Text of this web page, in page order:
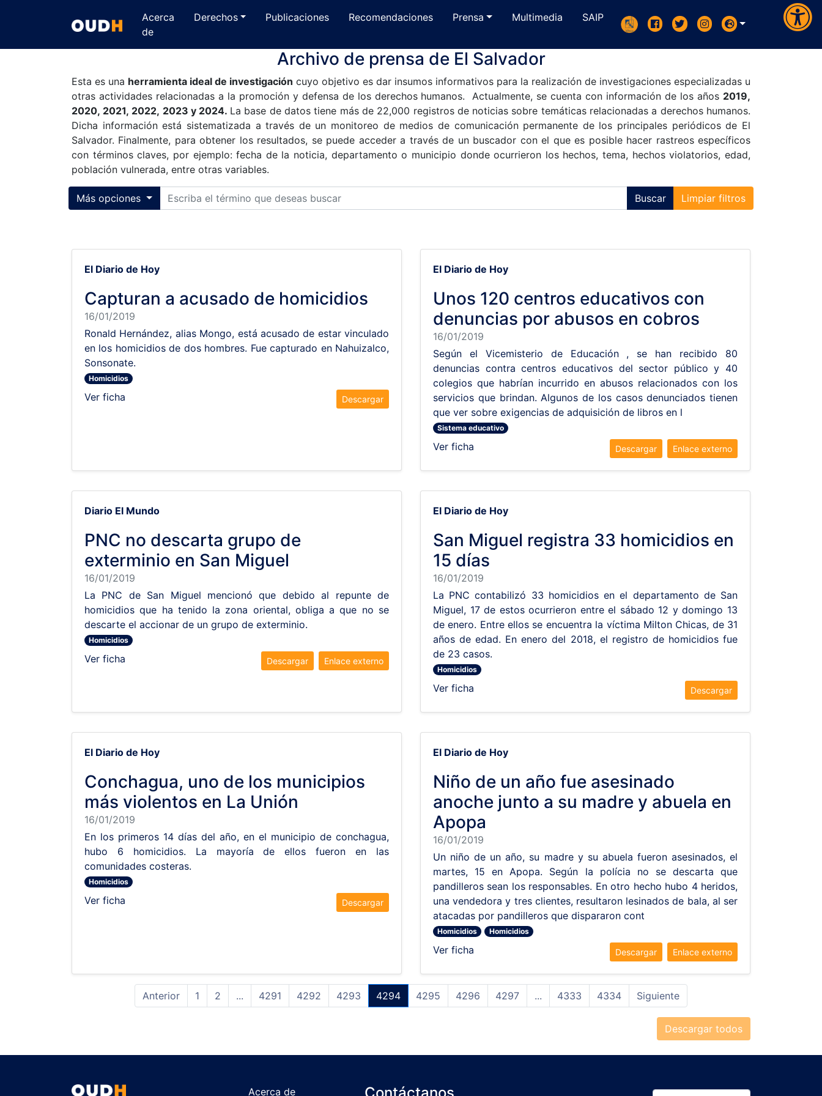
Acerca
de
Derechos Publicaciones Recomendaciones Prensa Multimedia SAIP
Archivo de prensa de El Salvador
Esta es una herramienta ideal de investigación cuyo objetivo es dar insumos informativos para la realización de investigaciones especializadas u
otras actividades relacionadas a la promoción y defensa de los derechos humanos. Actualmente, se cuenta con información de los años 2019,
2020, 2021, 2022, 2023 y 2024. La base de datos tiene más de 22,000 registros de noticias sobre temáticas relacionadas a derechos humanos.
Dicha información está sistematizada a través de un monitoreo de medios de comunicación permanente de los principales periódicos de El
Salvador. Finalmente, para obtener los resultados, se puede acceder a través de un buscador con el que es posible hacer rastreos específicos
con términos claves, por ejemplo: fecha de la noticia, departamento o municipio donde ocurrieron los hechos, tema, hechos violatorios, edad,
población vulnerada, entre otras variables.
Toggle collapse
Más opciones Buscar Limpiar filtros
El Diario de Hoy
Capturan a acusado de homicidios
16/01/2019
Ronald Hernández, alias Mongo, está acusado de estar vinculado
en los homicidios de dos hombres. Fue capturado en Nahuizalco,
Sonsonate.
Homicidios
Ver ficha Descargar
El Diario de Hoy
Unos 120 centros educativos con
denuncias por abusos en cobros
16/01/2019
Según el Vicemisterio de Educación , se han recibido 80
denuncias contra centros educativos del sector público y 40
colegios que habrían incurrido en abusos relacionados con los
servicios que brindan. Algunos de los casos denunciados tienen
que ver sobre exigencias de adquisición de libros en l
Sistema educativo
Ver ficha Enlace externo
Descargar
Diario El Mundo
PNC no descarta grupo de
exterminio en San Miguel
16/01/2019
La PNC de San Miguel mencionó que debido al repunte de
homicidios que ha tenido la zona oriental, obliga a que no se
descarte el accionar de un grupo de exterminio.
Homicidios
Ver ficha Enlace externo
Descargar
El Diario de Hoy
San Miguel registra 33 homicidios en
15 días
16/01/2019
La PNC contabilizó 33 homicidios en el departamento de San
Miguel, 17 de estos ocurrieron entre el sábado 12 y domingo 13
de enero. Entre ellos se encuentra la víctima Milton Chicas, de 31
años de edad. En enero del 2018, el registro de homicidios fue
de 23 casos.
Homicidios
Ver ficha Descargar
El Diario de Hoy
Conchagua, uno de los municipios
más violentos en La Unión
16/01/2019
En los primeros 14 días del año, en el municipio de conchagua,
hubo 6 homicidios. La mayoría de ellos fueron en las
comunidades costeras.
Homicidios
Ver ficha Descargar
El Diario de Hoy
Niño de un año fue asesinado
anoche junto a su madre y abuela en
Apopa
16/01/2019
Un niño de un año, su madre y su abuela fueron asesinados, el
martes, 15 en Apopa. Según la polícia no se descarta que
pandilleros sean los responsables. En otro hecho hubo 4 heridos,
una vendedora y tres clientes, resultaron lesinados de bala, al ser
atacadas por pandilleros que dispararon cont
Homicidios Homicidios
Ver ficha Enlace externo
Descargar
Anterior 1 2 ... 4291 4292 4293 4294 4295 4296 4297 ... 4333 4334 Siguiente
Descargar todos
Acerca de